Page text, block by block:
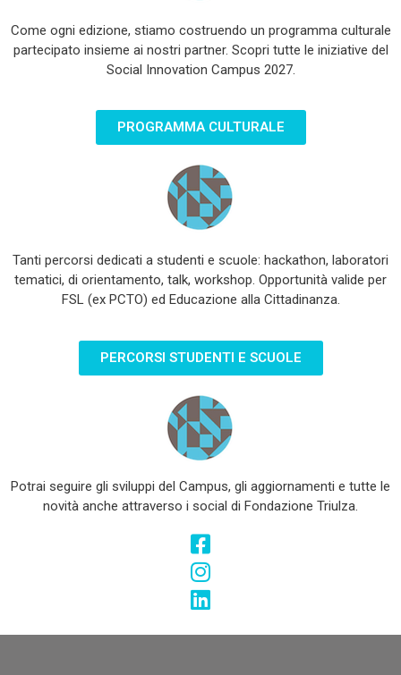
Come ogni edizione, stiamo costruendo un programma culturale
partecipato insieme ai nostri partner. Scopri tutte le iniziative del
Social Innovation Campus 2027.
PROGRAMMA CULTURALE
Tanti percorsi dedicati a studenti e scuole: hackathon, laboratori
tematici, di orientamento, talk, workshop. Opportunità valide per
FSL (ex PCTO) ed Educazione alla Cittadinanza.
PERCORSI STUDENTI E SCUOLE
Potrai seguire gli sviluppi del Campus, gli aggiornamenti e tutte le
novità anche attraverso i social di Fondazione Triulza.